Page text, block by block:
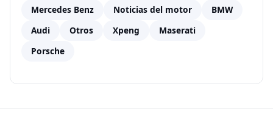
Mercedes Benz Noticias del motor
BMW
Audi
Otros Xpeng
Maserati
Porsche